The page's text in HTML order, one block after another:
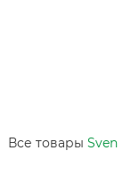
Все товары Sven